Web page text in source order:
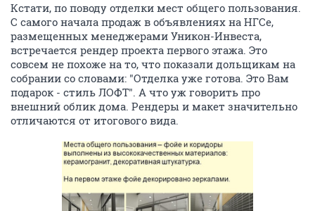
Кстати, по поводу отделки мест общего пользования.
С самого начала продаж в объявлениях на НГСе,
размещенных менеджерами Уникон-Инвеста,
встречается рендер проекта первого этажа. Это
совсем не похоже на то, что показали дольщикам на
собрании со словами: "Отделка уже готова. Это Вам
подарок - стиль ЛОФТ". А что уж говорить про
внешний облик дома. Рендеры и макет значительно
отличаются от итогового вида.